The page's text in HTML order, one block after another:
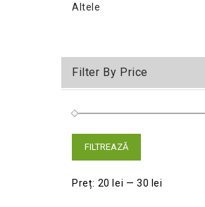
Altele
Filter By Price
FILTREAZĂ
Preț: 20 lei —30 lei